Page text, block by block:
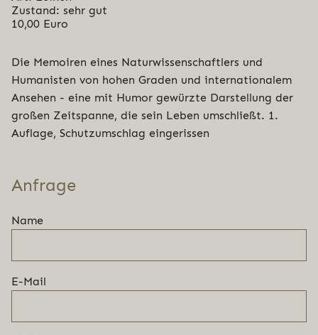
Zustand: sehr gut
10,00 Euro
Die Memoiren eines Naturwissenschaftlers und
Humanisten von hohen Graden und internationalem
Ansehen - eine mit Humor gewürzte Darstellung der
großen Zeitspanne, die sein Leben umschließt. 1.
Auflage, Schutzumschlag eingerissen
Anfrage
Name
E-Mail